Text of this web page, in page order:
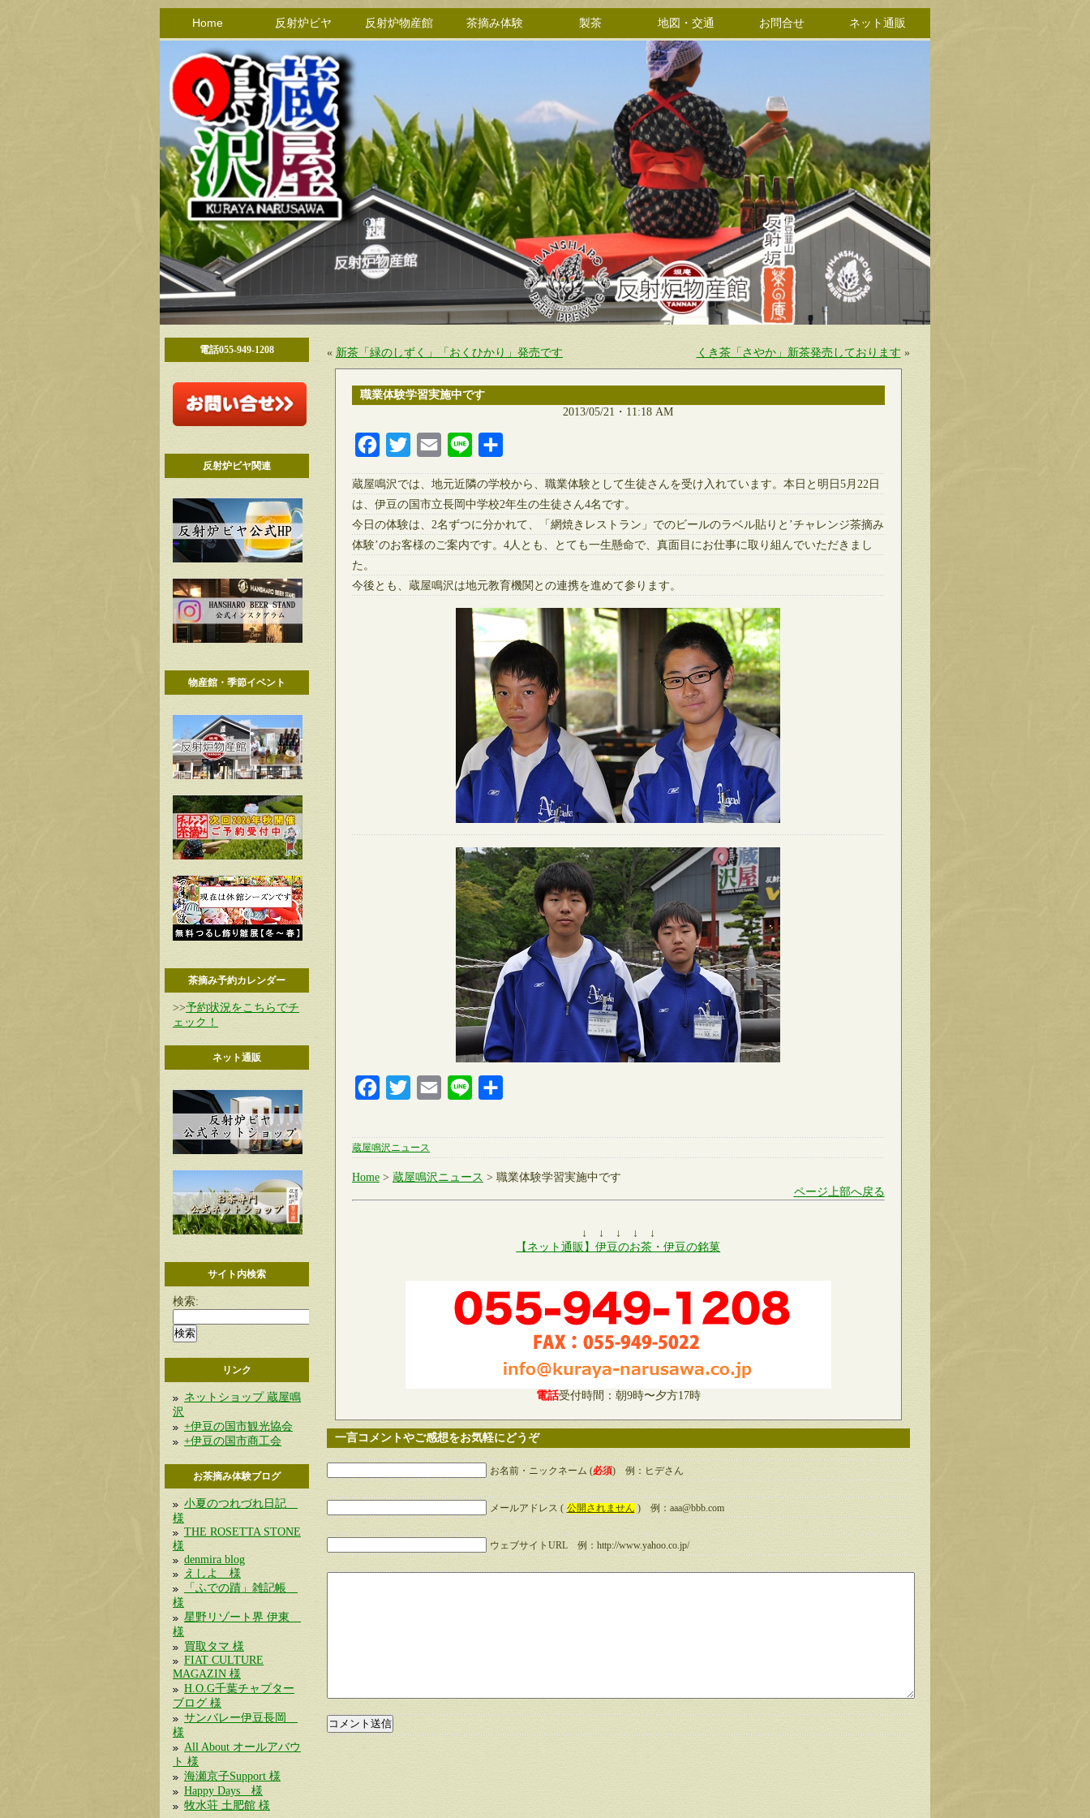
Home 反射炉ビヤ 反射炉物産館 茶摘み体験 製茶 地図・交通 お問合せ ネット通販
電話055-949-1208
反射炉ビヤ関連
物産館・季節イベント
茶摘み予約カレンダー
>>予約状況をこちらでチ
ェック！
ネット通販
サイト内検索
検索:
リンク
ネットショップ 蔵屋鳴
沢
+伊豆の国市観光協会
+伊豆の国市商工会
お茶摘み体験ブログ
小夏のつれづれ日記
様
THE ROSETTA STONE
様
denmira blog
えしよ 様
「ふでの蹟」雑記帳
様
星野リゾート界 伊東
様
買取タマ 様
FIAT CULTURE
MAGAZIN 様
H.O.G千葉チャプター
ブログ 様
サンバレー伊豆長岡
様
All About オールアバウ
ト 様
海瀬京子Support 様
Happy Days 様
牧水荘 土肥館 様
« 新茶「緑のしずく」「おくひかり」発売です くき茶「さやか」新茶発売しております »
職業体験学習実施中です
2013/05/21・11:18 AM
FacebookTwitter Email Line
蔵屋鳴沢では、地元近隣の学校から、職業体験として生徒さんを受け入れています。本日と明日5月22日
は、伊豆の国市立長岡中学校2年生の生徒さん4名です。
今日の体験は、2名ずつに分かれて、「網焼きレストラン」でのビールのラベル貼りと’チャレンジ茶摘み
体験’のお客様のご案内です。4人とも、とても一生懸命で、真面目にお仕事に取り組んでいただきまし
た。
今後とも、蔵屋鳴沢は地元教育機関との連携を進めて参ります。
FacebookTwitter Email Line
蔵屋鳴沢ニュース
Home > 蔵屋鳴沢ニュース > 職業体験学習実施中です
ページ上部へ戻る
↓ ↓ ↓ ↓ ↓
【ネット通販】伊豆のお茶・伊豆の銘菓
電話受付時間：朝9時〜夕方17時
一言コメントやご感想をお気軽にどうぞ
お名前・ニックネーム (必須) 例：ヒデさん
メールアドレス ( 公開されません ) 例：aaa@bbb.com
ウェブサイトURL 例：http://www.yahoo.co.jp/